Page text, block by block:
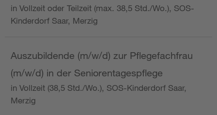
in Vollzeit oder Teilzeit (max. 38,5 Std./Wo.), SOS-
Kinderdorf Saar, Merzig
Auszubildende (m/w/d) zur Pflegefachfrau
(m/w/d) in der Seniorentagespflege
in Vollzeit (38,5 Std./Wo.), SOS-Kinderdorf Saar,
Merzig